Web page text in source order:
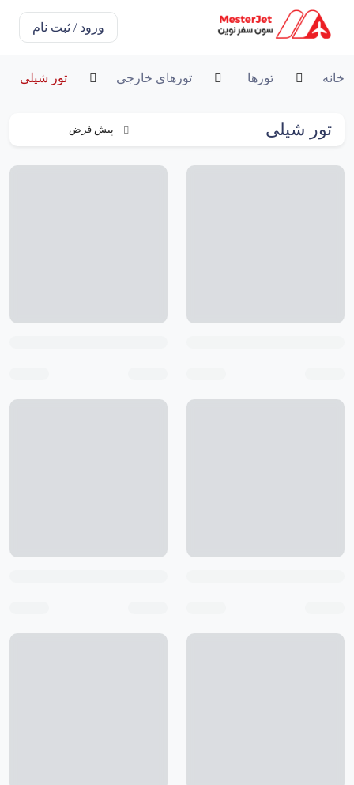
ورود / ثبت نام
خانه تورها تورهای خارجی تور شیلی
تور شیلی